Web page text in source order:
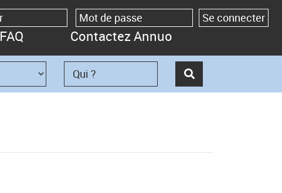
FAQ Contactez Annuo